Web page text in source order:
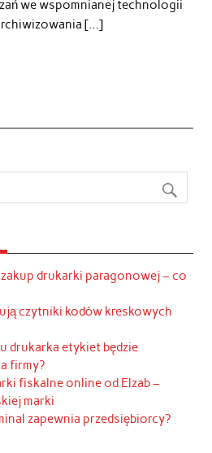
we wspomnianej technologii
[…]
drukarki paragonowej – co
czytniki kodów kreskowych
drukarka etykiet będzie
firmy?
fiskalne online od Elzab –
marki
zapewnia przedsiębiorcy?